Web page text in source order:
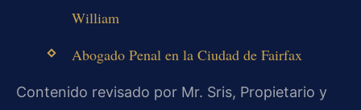
William
Abogado Penal en la Ciudad de Fairfax
Contenido revisado por Mr. Sris, Propietario y